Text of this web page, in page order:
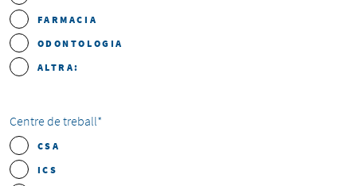
FARMACIA
ODONTOLOGIA
ALTRA:
Centre de treball*
CSA
ICS